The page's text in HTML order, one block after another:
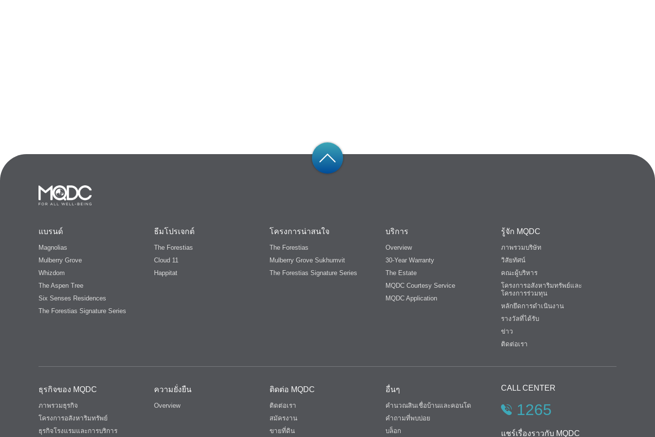
แบรนด์
Magnolias
Mulberry Grove
Whizdom
The Aspen Tree
Six Senses Residences
The Forestias Signature Series
ธีมโปรเจกต์
The Forestias
Cloud 11
Happitat
โครงการน่าสนใจ
The Forestias
Mulberry Grove Sukhumvit
The Forestias Signature Series
บริการ
Overview
30-Year Warranty
The Estate
MQDC Courtesy Service
MQDC Application
รู้จัก MQDC
ภาพรวมบริษัท
วิสัยทัศน์
คณะผู้บริหาร
โครงการอสังหาริมทรัพย์และ
โครงการร่วมทุน
หลักยึดการดำเนินงาน
รางวัลที่ได้รับ
ข่าว
ติดต่อเรา
ธุรกิจของ MQDC
ภาพรวมธุรกิจ
โครงการอสังหาริมทรัพย์
ธุรกิจโรงแรมและการบริการ
ความยั่งยืน
Overview
ติดต่อ MQDC
ติดต่อเรา
สมัครงาน
ขายที่ดิน
อื่นๆ
คำนวณสินเชื่อบ้านและคอนโด
คำถามที่พบบ่อย
บล็อก
CALL CENTER
1265
แชร์เรื่องราวกับ MQDC